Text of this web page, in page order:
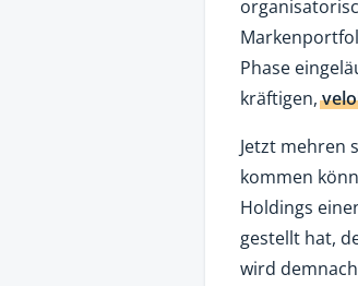
Phase
kräftigen,
Jetzt mehren
kommen
Holdings
gestellt hat,
wird